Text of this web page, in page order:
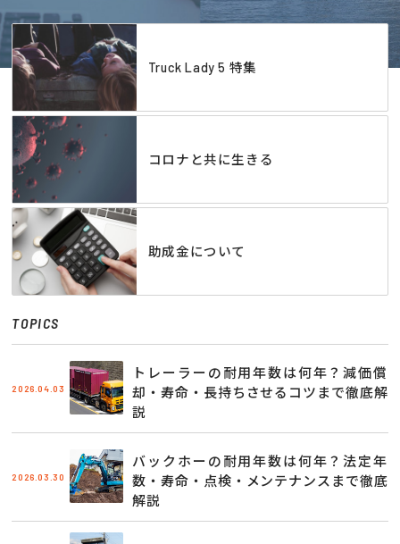
Truck Lady 5 特集
コロナと共に生きる
助成金について
TOPICS
2026.04.03
トレーラーの耐用年数は何年？減価償
却・寿命・長持ちさせるコツまで徹底解
説
2026.03.30
バックホーの耐用年数は何年？法定年
数・寿命・点検・メンテナンスまで徹底
解説